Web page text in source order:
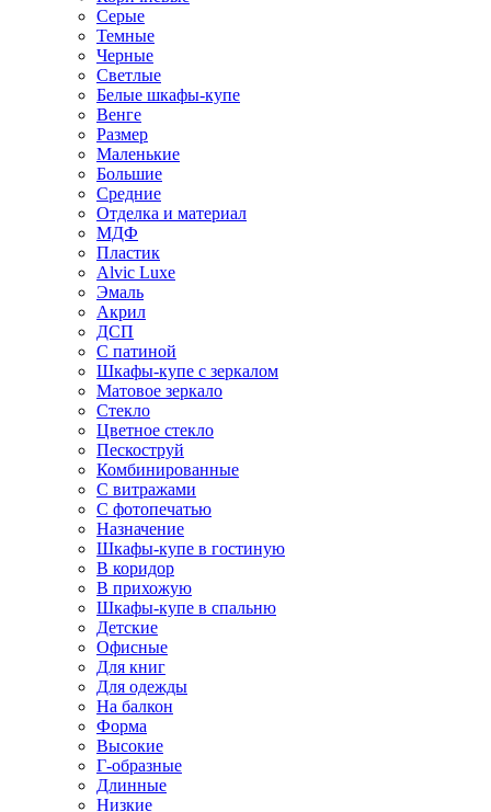
Серые
Темные
Черные
Светлые
Белые шкафы-купе
Венге
Размер
Маленькие
Большие
Средние
Отделка и материал
МДФ
Пластик
Alvic Luxe
Эмаль
Акрил
ДСП
С патиной
Шкафы-купе с зеркалом
Матовое зеркало
Стекло
Цветное стекло
Пескоструй
Комбинированные
С витражами
С фотопечатью
Назначение
Шкафы-купе в гостиную
В коридор
В прихожую
Шкафы-купе в спальню
Детские
Офисные
Для книг
Для одежды
На балкон
Форма
Высокие
Г-образные
Длинные
Низкие